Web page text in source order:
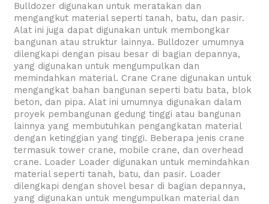
Bulldozer digunakan untuk meratakan dan
mengangkut material seperti tanah, batu, dan pasir.
Alat ini juga dapat digunakan untuk membongkar
bangunan atau struktur lainnya. Bulldozer umumnya
dilengkapi dengan pisau besar di bagian depannya,
yang digunakan untuk mengumpulkan dan
memindahkan material. Crane Crane digunakan untuk
mengangkat bahan bangunan seperti batu bata, blok
beton, dan pipa. Alat ini umumnya digunakan dalam
proyek pembangunan gedung tinggi atau bangunan
lainnya yang membutuhkan pengangkatan material
dengan ketinggian yang tinggi. Beberapa jenis crane
termasuk tower crane, mobile crane, dan overhead
crane. Loader Loader digunakan untuk memindahkan
material seperti tanah, batu, dan pasir. Loader
dilengkapi dengan shovel besar di bagian depannya,
yang digunakan untuk mengumpulkan material dan